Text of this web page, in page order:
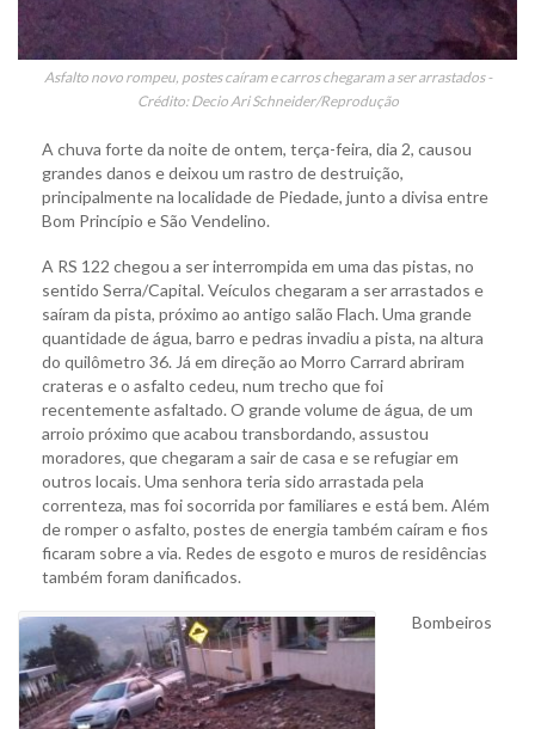
Asfalto novo rompeu, postes caíram e carros chegaram a ser arrastados -
Crédito: Decio Ari Schneider/Reprodução
A chuva forte da noite de ontem, terça-feira, dia 2, causou
grandes danos e deixou um rastro de destruição,
principalmente na localidade de Piedade, junto a divisa entre
Bom Princípio e São Vendelino.
A RS 122 chegou a ser interrompida em uma das pistas, no
sentido Serra/Capital. Veículos chegaram a ser arrastados e
saíram da pista, próximo ao antigo salão Flach. Uma grande
quantidade de água, barro e pedras invadiu a pista, na altura
do quilômetro 36. Já em direção ao Morro Carrard abriram
crateras e o asfalto cedeu, num trecho que foi
recentemente asfaltado. O grande volume de água, de um
arroio próximo que acabou transbordando, assustou
moradores, que chegaram a sair de casa e se refugiar em
outros locais. Uma senhora teria sido arrastada pela
correnteza, mas foi socorrida por familiares e está bem. Além
de romper o asfalto, postes de energia também caíram e fios
ficaram sobre a via. Redes de esgoto e muros de residências
também foram danificados.
Bombeiros